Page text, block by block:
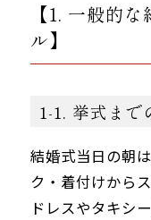
【1. 一般的
ル】
1-1. 挙式まで
結婚式当日の朝
ク・着付けから
ドレスやタキシ